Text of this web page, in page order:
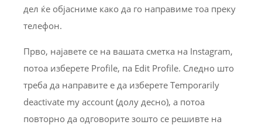
дел ќе објасниме како да го направиме тоа преку
телефон.
Прво, најавете се на вашата сметка на Instagram,
потоа изберете Profile, па Edit Profile. Следно што
треба да направите е да изберете Temporarily
deactivate my account (долу десно), а потоа
повторно да одговорите зошто се решивте на